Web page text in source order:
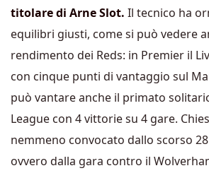
titolare di Arne Slot. Il tecnico ha
equilibri giusti, come si può vedere
rendimento dei Reds: in Premier il
con cinque punti di vantaggio sul
può vantare anche il primato
League con 4 vittorie su 4 gare.
nemmeno convocato dallo scorso
ovvero dalla gara contro il